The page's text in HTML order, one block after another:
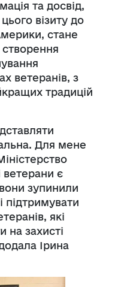
та досвід,
візиту до
стане
ветеранів, з
традицій
Для мене
ветерани є
вони зупинили
підтримувати
які
на захисті
Ірина